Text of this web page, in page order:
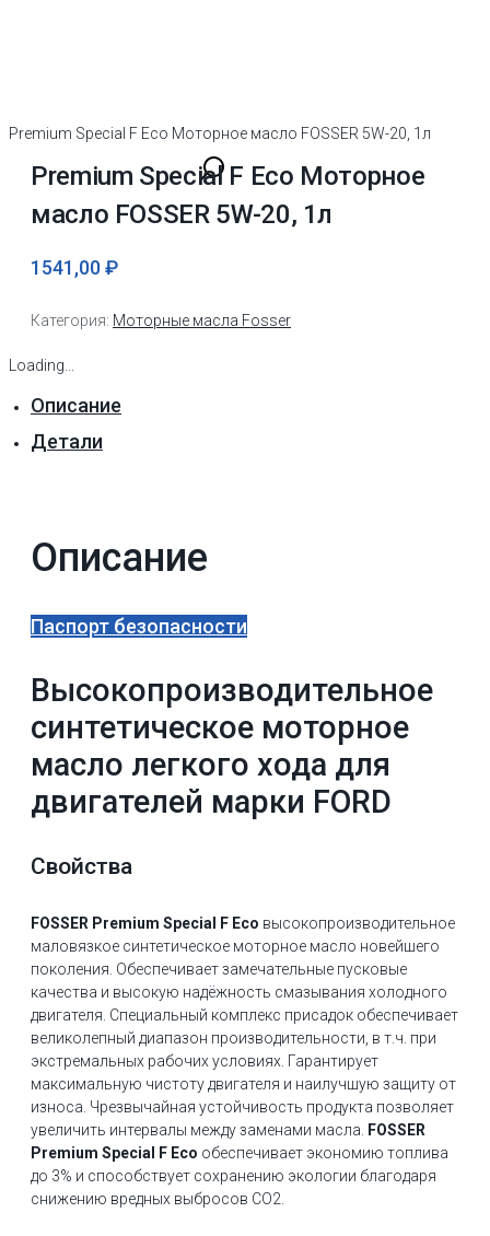
Premium Special F Eco Моторное масло FOSSER 5W-20, 1л
Premium Special F Eco Моторное
масло FOSSER 5W-20, 1л
1541,00₽
Категория: Моторные масла Fosser
Loading...
Описание
Детали
Описание
Паспорт безопасности
Высокопроизводительное
синтетическое моторное
масло легкого хода для
двигателей марки FORD
Свойства
FOSSER Premium Special F Eco высокопроизводительное
маловязкое синтетическое моторное масло новейшего
поколения. Обеспечивает замечательные пусковые
качества и высокую надёжность смазывания холодного
двигателя. Специальный комплекс присадок обеспечивает
великолепный диапазон производительности, в т.ч. при
экстремальных рабочих условиях. Гарантирует
максимальную чистоту двигателя и наилучшую защиту от
износа. Чрезвычайная устойчивость продукта позволяет
увеличить интервалы между заменами масла.
FOSSER
Premium Special F Eco обеспечивает экономию топлива
до 3% и способствует сохранению экологии благодаря
снижению вредных выбросов CO2.